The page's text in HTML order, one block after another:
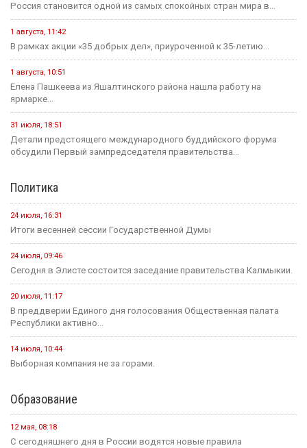
Россия становится одной из самых спокойных стран мира в...
1 августа, 11:42
В рамках акции «35 добрых дел», приуроченной к 35-летию...
1 августа, 10:51
Елена Пашкеева из Яшалтинского района нашла работу на
ярмарке...
31 июля, 18:51
Детали предстоящего международного буддийского форума
обсудили Первый зампредседателя правительства...
Политика
24 июля, 16:31
Итоги весенней сессии Государственной Думы
24 июля, 09:46
Сегодня в Элисте состоится заседание правительства Калмыкии.
20 июля, 11:17
В преддверии Единого дня голосования Общественная палата
Республики активно...
14 июля, 10:44
Выборная компания не за горами.
Образование
12 мая, 08:18
С сегодняшнего дня в России водятся новые правила